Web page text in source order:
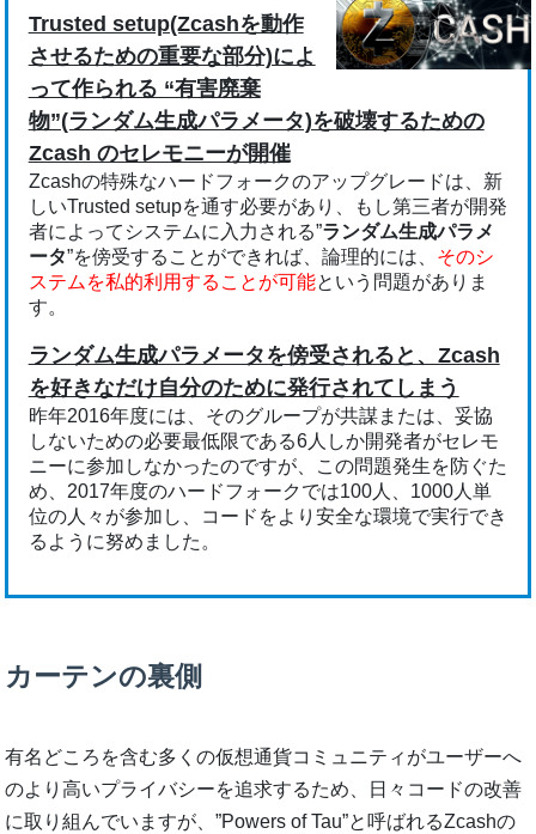
Trusted setup(Zcashを動作
させるための重要な部分)によ
って作られる “有害廃棄
物”(ランダム生成パラメータ)を破壊するための
Zcash のセレモニーが開催
Zcashの特殊なハードフォークのアップグレードは、新
しいTrusted setupを通す必要があり、もし第三者が開発
者によってシステムに入力される”ランダム生成パラメ
ータ”を傍受することができれば、論理的には、 そのシ
ステムを私的利用することが可能という問題がありま
す。
ランダム生成パラメータを傍受されると、Zcash
を好きなだけ自分のために発行されてしまう
昨年2016年度には、そのグループが共謀または、妥協
しないための必要最低限である6人しか開発者がセレモ
ニーに参加しなかったのですが、この問題発生を防ぐた
め、2017年度のハードフォークでは100人、1000人単
位の人々が参加し、コードをより安全な環境で実行でき
るように努めました。
カーテンの裏側
有名どころを含む多くの仮想通貨コミュニティがユーザーへ
のより高いプライバシーを追求するため、日々コードの改善
に取り組んでいますが、”Powers of Tau”と呼ばれるZcashの